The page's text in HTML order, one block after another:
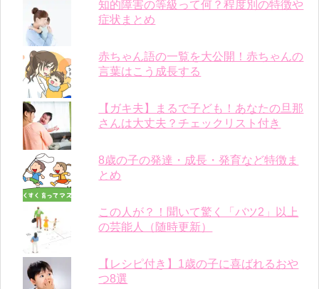
知的障害の等級って何？程度別の特徴や
症状まとめ
赤ちゃん語の一覧を大公開！赤ちゃんの
言葉はこう成長する
【ガキ夫】まるで子ども！あなたの旦那
さんは大丈夫？チェックリスト付き
8歳の子の発達・成長・発育など特徴ま
とめ
この人が？！聞いて驚く「バツ2」以上
の芸能人（随時更新）
【レシピ付き】1歳の子に喜ばれるおや
つ8選